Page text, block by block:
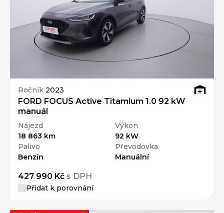
Ročník 2023
FORD FOCUS Active Titamium 1.0 92 kW
manuál
Nájezd
18 863 km
Výkon
92 kW
Palivo
Benzín
Převodovka
Manuální
427 990 Kč s DPH
Přidat k porovnání